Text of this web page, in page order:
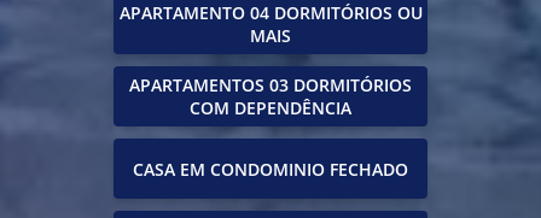
APARTAMENTO 04 DORMITÓRIOS OU
MAIS
APARTAMENTOS 03 DORMITÓRIOS
COM DEPENDÊNCIA
CASA EM CONDOMINIO FECHADO